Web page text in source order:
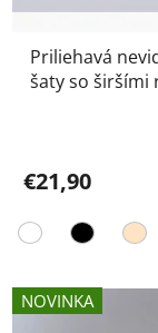
Priliehavá
šaty so širšími
€21,90
NOVINKA